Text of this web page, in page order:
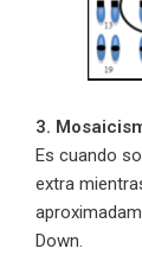
3.
Es cuando
extra
Down.